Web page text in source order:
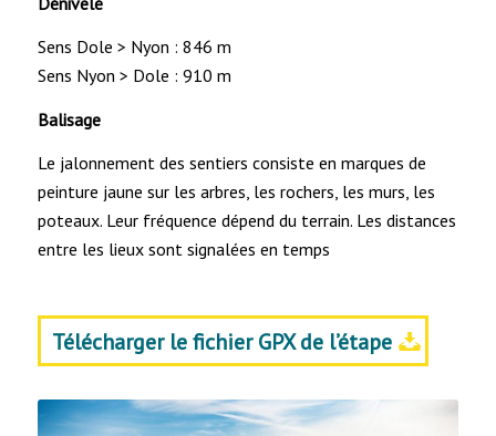
Sens Dole > Nyon : 846 m
Sens Nyon > Dole : 910 m
Balisage
Le jalonnement des sentiers consiste en marques de
peinture jaune sur les arbres, les rochers, les murs, les
poteaux. Leur fréquence dépend du terrain. Les distances
entre les lieux sont signalées en temps
Télécharger le fichier GPX de l’étape